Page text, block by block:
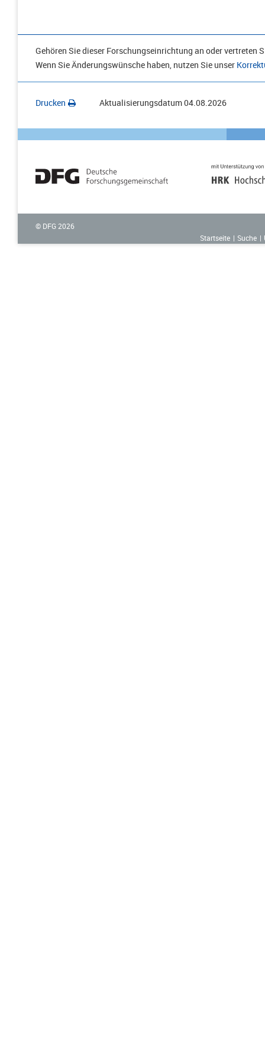
Gehören Sie dieser Forschungseinrichtung an oder vertreten
Wenn Sie Änderungswünsche haben, nutzen Sie unser
Drucken Aktualisierungsdatum04.08.2026
© DFG 2026
Startseite
Suche